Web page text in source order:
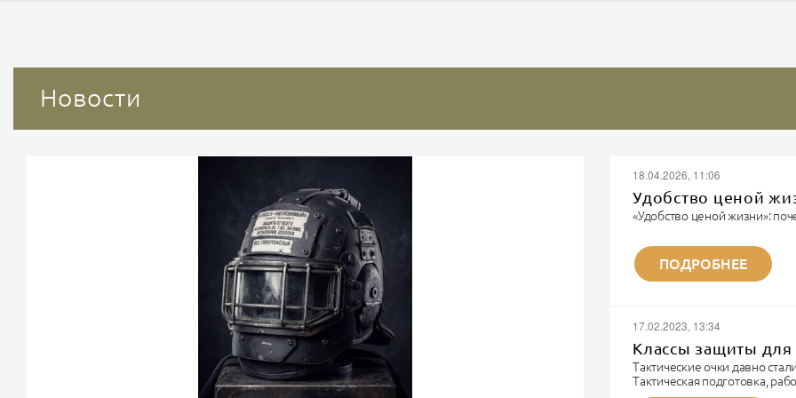
Новости
18.04.2026, 11:06
Удобство ценой
«Удобство ценой жизни»:
Записки военного
«Я видел многое. Но каждый
не забывается. Потому что
ПОДРОБНЕЕ
17.02.2023, 13:34
Классы защиты для
Тактические очки давно
Тактическая подготовка,